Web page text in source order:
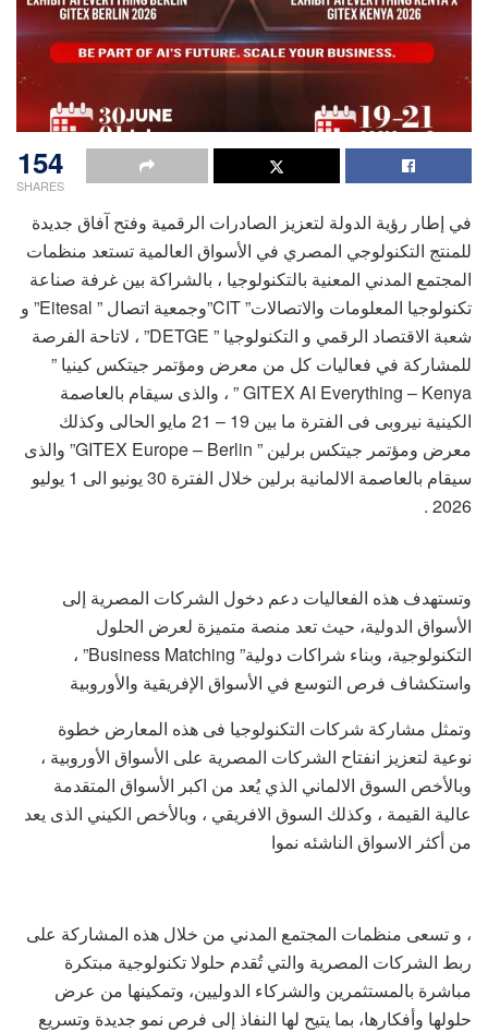
154
SHARES
في إطار رؤية الدولة لتعزيز الصادرات الرقمية وفتح آفاق جديدة
للمنتج التكنولوجي المصري في الأسواق العالمية تستعد منظمات
المجتمع المدني المعنية بالتكنولوجيا ، بالشراكة بين غرفة صناعة
تكنولوجيا المعلومات والاتصالات” CIT”وجمعية اتصال ” Eitesal” و
شعبة الاقتصاد الرقمي و التكنولوجيا ” DETGE” ، لاتاحة الفرصة
للمشاركة في فعاليات كل من معرض ومؤتمر جيتكس كينيا ”
GITEX AI Everything – Kenya ” ، والذى سيقام بالعاصمة
الكينية نيروبى فى الفترة ما بين 19 – 21 مايو الحالى وكذلك
معرض ومؤتمر جيتكس برلين ” GITEX Europe – Berlin” والذى
سيقام بالعاصمة الالمانية برلين خلال الفترة 30 يونيو الى 1 يوليو
2026 .
وتستهدف هذه الفعاليات دعم دخول الشركات المصرية إلى
الأسواق الدولية، حيث تعد منصة متميزة لعرض الحلول
التكنولوجية، وبناء شراكات دولية” Business Matching” ،
واستكشاف فرص التوسع في الأسواق الإفريقية والأوروبية
وتمثل مشاركة شركات التكنولوجيا فى هذه المعارض خطوة
نوعية لتعزيز انفتاح الشركات المصرية على الأسواق الأوروبية ،
وبالأخص السوق الالماني الذي يُعد من اكبر الأسواق المتقدمة
عالية القيمة ، وكذلك السوق الافريقي ، وبالأخص الكيني الذى يعد
من أكثر الاسواق الناشئه نموا
، و تسعى منظمات المجتمع المدني من خلال هذه المشاركة على
ربط الشركات المصرية والتي تُقدم حلولا تكنولوجية مبتكرة
مباشرة بالمستثمرين والشركاء الدوليين، وتمكينها من عرض
حلولها وأفكارها، بما يتيح لها النفاذ إلى فرص نمو جديدة وتسريع